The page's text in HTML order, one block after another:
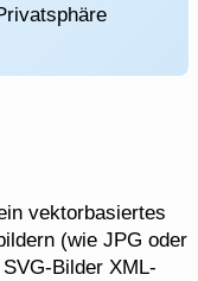
vektorbasiertes
(wie JPG oder
Bilder XML-